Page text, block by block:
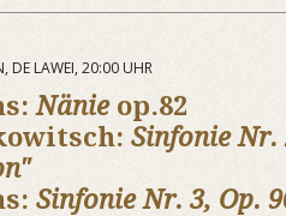
DE LAWEI, 20:00 UHR
Nänieop.82
Sinfonie Nr.
Sinfonie Nr. 3, Op.